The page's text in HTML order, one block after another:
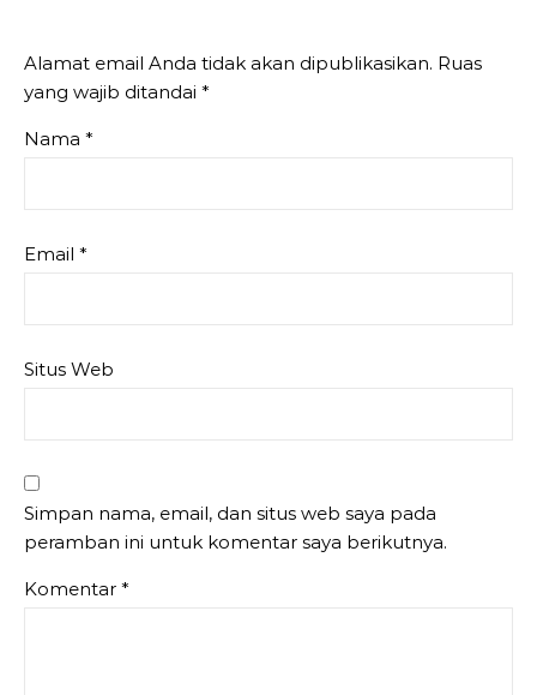
Alamat email Anda tidak akan dipublikasikan. Ruas
yang wajib ditandai *
Nama *
Email *
Situs Web
Simpan nama, email, dan situs web saya pada
peramban ini untuk komentar saya berikutnya.
Komentar *